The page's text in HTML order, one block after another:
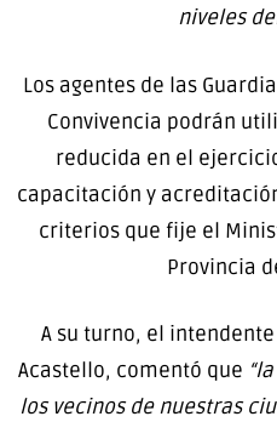
niveles
Los agentes de las
Convivencia podrán
reducida en el
capacitación y
criterios que fije el
Provincia
A su turno, el
Acastello, comentó que
los vecinos de nuestras